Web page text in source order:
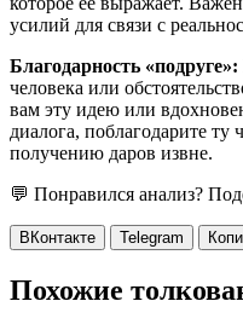
усилий для связи с
Благодарность «подруге»:
человека или
вам эту идею или
диалога, поблагодарите ту
получению даров извне.
💬 Понравился анализ?
ВКонтакте Telegram
Похожие